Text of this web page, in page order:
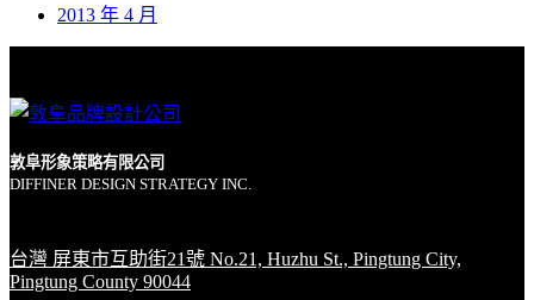
2013 年 4 月
敦阜形象策略有限公司
DIFFINER DESIGN STRATEGY INC.
台灣 屏東市互助街21號 No.21, Huzhu St., Pingtung City,
Pingtung County 90044